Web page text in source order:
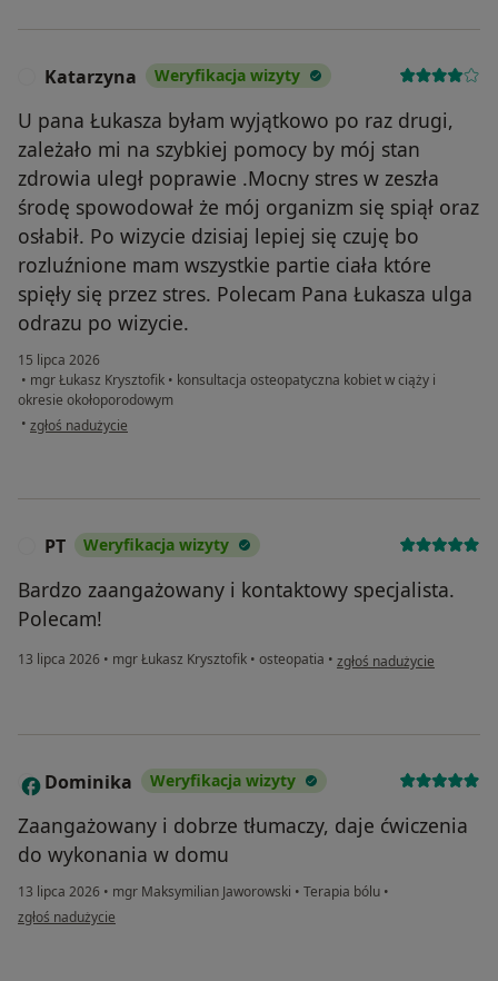
Katarzyna Weryfikacja wizyty
U pana Łukasza byłam wyjątkowo po raz drugi,
zależało mi na szybkiej pomocy by mój stan
zdrowia uległ poprawie .Mocny stres w zeszła
środę spowodował że mój organizm się spiął oraz
osłabił. Po wizycie dzisiaj lepiej się czuję bo
rozluźnione mam wszystkie partie ciała które
spięły się przez stres. Polecam Pana Łukasza ulga
odrazu po wizycie.
15 lipca 2026
• mgr Łukasz Krysztofik • konsultacja osteopatyczna kobiet w ciąży i
okresie okołoporodowym
• w opinii użytkownika Katarzyna
zgłoś nadużycie
PT Weryfikacja wizyty
Bardzo zaangażowany i kontaktowy specjalista.
Polecam!
13 lipca 2026 • mgr Łukasz Krysztofik • osteopatia • w opinii użytkownika PT
zgłoś nadużycie
D Dominika Weryfikacja wizyty
Zaangażowany i dobrze tłumaczy, daje ćwiczenia
do wykonania w domu
13 lipca 2026 • mgr Maksymilian Jaworowski • Terapia bólu •
w opinii użytkownika Dominika
zgłoś nadużycie